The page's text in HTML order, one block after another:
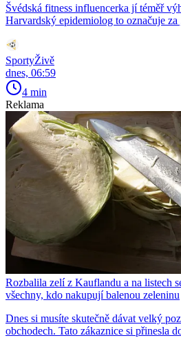
Švédská fitness influencerka jí téměř
Harvardský epidemiolog to označuje za
SportyŽivě
dnes, 06:59
4 min
Reklama
Rozbalila zelí z Kauflandu a na listech
všechny, kdo nakupují balenou zeleninu
Dnes si musíte skutečně dávat velký
obchodech. Tato zákaznice si přinesla